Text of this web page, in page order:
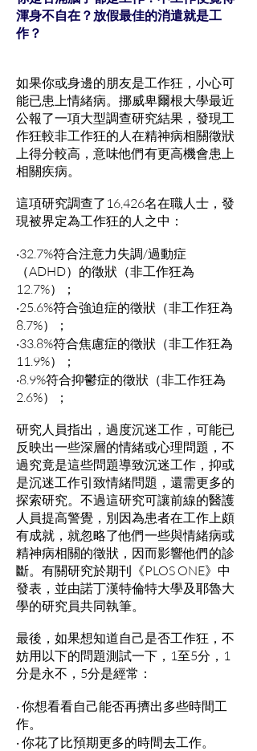
渾身不自在？放假最佳的消遣就是工
作？
如果你或身邊的朋友是工作狂，小心可
能已患上情緒病。挪威卑爾根大學最近
公報了一項大型調查研究結果，發現工
作狂較非工作狂的人在精神病相關徵狀
上得分較高，意味他們有更高機會患上
相關疾病。
這項研究調查了16,426名在職人士，發
現被界定為工作狂的人之中：
‧32.7%符合注意力失調/過動症
（ADHD）的徵狀（非工作狂為
12.7%）；
‧25.6%符合強迫症的徵狀（非工作狂為
8.7%）；
‧33.8%符合焦慮症的徵狀（非工作狂為
11.9%）；
‧8.9%符合抑鬱症的徵狀（非工作狂為
2.6%）；
研究人員指出，過度沉迷工作，可能已
反映出一些深層的情緒或心理問題，不
過究竟是這些問題導致沉迷工作，抑或
是沉迷工作引致情緒問題，還需更多的
探索研究。不過這研究可讓前線的醫護
人員提高警覺，別因為患者在工作上頗
有成就，就忽略了他們一些與情緒病或
精神病相關的徵狀，因而影響他們的診
斷。有關研究於期刊《PLOS ONE》中
發表，並由諾丁漢特倫特大學及耶魯大
學的研究員共同執筆。
最後，如果想知道自己是否工作狂，不
妨用以下的問題測試一下，1至5分，1
分是永不，5分是經常：
‧ 你想看看自己能否再擠出多些時間工
作。
‧ 你花了比預期更多的時間去工作。